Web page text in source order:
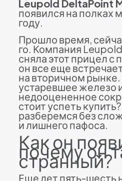
Leupold DeltaPoint
появился на полках
году.
Прошло время,
го. Компания
сняла этот прицел с
он все еще
на вторичном рынке.
устаревшее железо
недооцененное
стоит успеть
разберемся без
и лишнего пафоса.
Как он
почему он
странный?
Еще лет пять-шесть